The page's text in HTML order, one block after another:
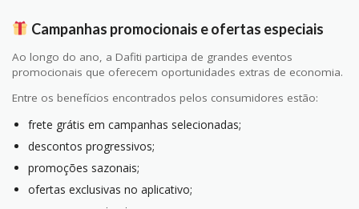
Campanhas promocionais e ofertas especiais
Ao longo do ano, a Dafiti participa de grandes eventos
promocionais que oferecem oportunidades extras de economia.
Entre os benefícios encontrados pelos consumidores estão:
frete grátis em campanhas selecionadas;
descontos progressivos;
promoções sazonais;
ofertas exclusivas no aplicativo;